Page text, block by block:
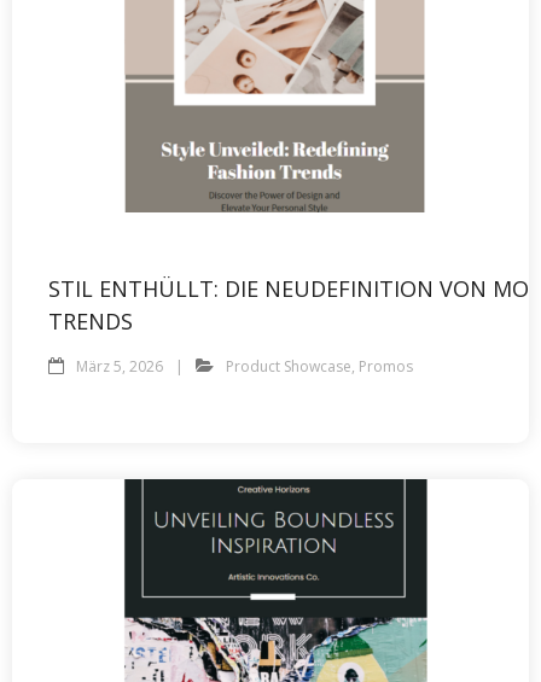
STIL ENTHÜLLT: DIE NEUDEFINITION VON
TRENDS
März 5, 2026 Product Showcase, Promos